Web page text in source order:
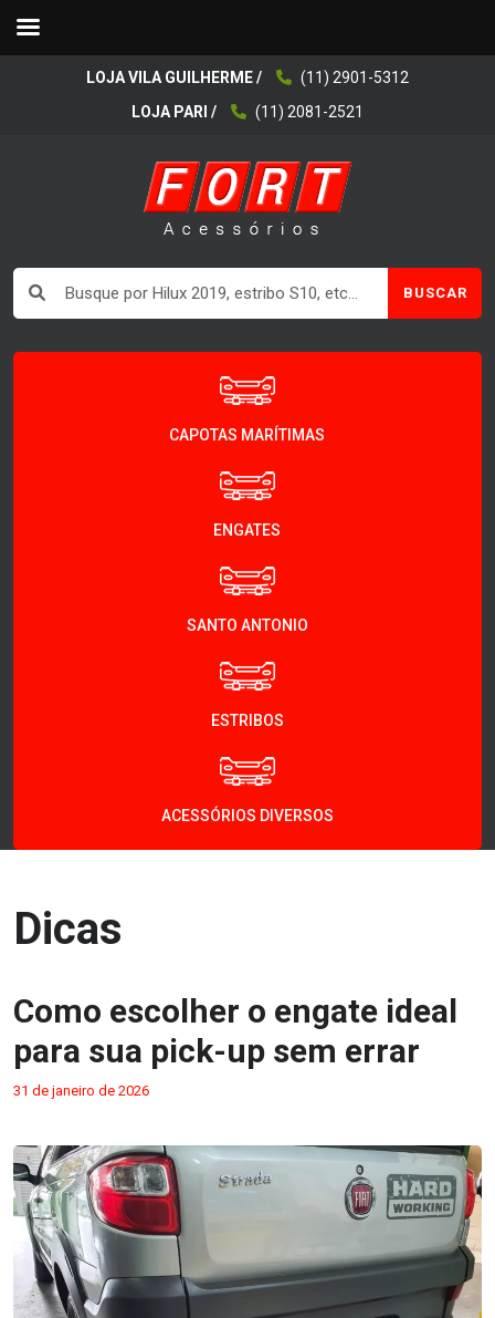
LOJA VILA GUILHERME /
(11) 2901-5312
LOJA PARI /
(11) 2081-2521
BUSCAR
CAPOTAS MARÍTIMAS
ENGATES
SANTO ANTONIO
ESTRIBOS
ACESSÓRIOS DIVERSOS
Dicas
Como escolher o engate ideal
para sua pick-up sem errar
31 de janeiro de 2026